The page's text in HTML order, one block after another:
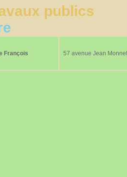
publics
François 57 avenue Jean Monnet